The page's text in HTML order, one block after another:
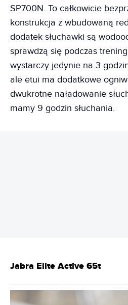
SP700N. To całkowicie
konstrukcja z wbudowaną
dodatek słuchawki są
sprawdzą się podczas
wystarczy jedynie na 3
ale etui ma dodatkowe
dwukrotne naładowanie
mamy 9 godzin słuchania.
Jabra Elite Active 65t